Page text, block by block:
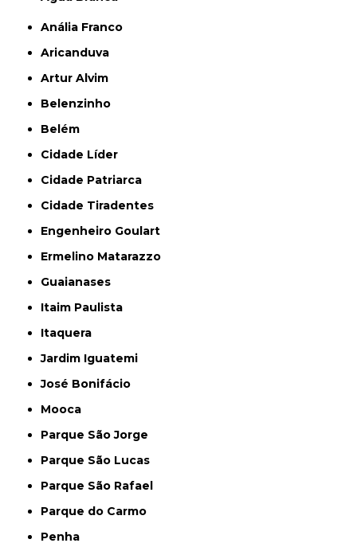
Anália Franco
Aricanduva
Artur Alvim
Belenzinho
Belém
Cidade Líder
Cidade Patriarca
Cidade Tiradentes
Engenheiro Goulart
Ermelino Matarazzo
Guaianases
Itaim Paulista
Itaquera
Jardim Iguatemi
José Bonifácio
Mooca
Parque São Jorge
Parque São Lucas
Parque São Rafael
Parque do Carmo
Penha